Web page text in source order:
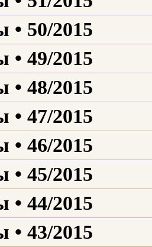
50/2015
49/2015
48/2015
47/2015
46/2015
45/2015
44/2015
43/2015